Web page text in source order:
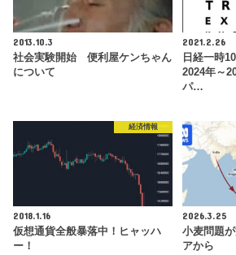
2013.10.3
社会実験開始 便利屋ケンちゃん
について
2021.2.26
日経一時
2024年～
パ…
経済情報
2018.1.16
仮想通貨全般暴落中！ヒャッハ
ー！
2026.3.25
小麦問題
アから